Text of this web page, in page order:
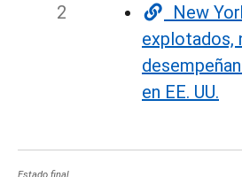
New
explotados,
en EE. UU.
Estado final